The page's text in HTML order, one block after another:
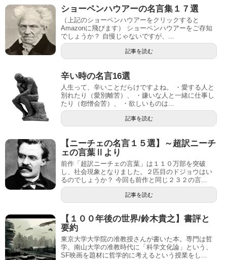
ショーペンハウアーの名言集１７選
（上記のショーペンハウアーをクリックすると
Amazonに飛びます） ショーペンハウアーをご存知
でしょうか？ 自慢じゃないですが、...
記事を読む
辛い時の名言16選
人生って、辛いことだらけですよね。 ・愛する人と
別れたり（愛別離苦）、 ・嫌いな人と一緒に仕事し
たり（怨憎会苦）、 ・欲しいものは...
記事を読む
【ニーチェの名言１５選】～超訳ニーチ
ェの言葉Ⅱより
前作「超訳ニーチェの言葉」は１１０万部を突破
し、社会現象となりました。２匹目のドジョウはい
るのでしょうか？ 今回も前作と同じ２３２の言...
記事を読む
【１００年後の世界/鈴木貴之】書評と
要約
東京大学大学院の准教授さんが書いた本。専門は哲
学。南山大学の准教時代に「科学文化論」という、
SF映画を題材に哲学的に考えるという授業をし...